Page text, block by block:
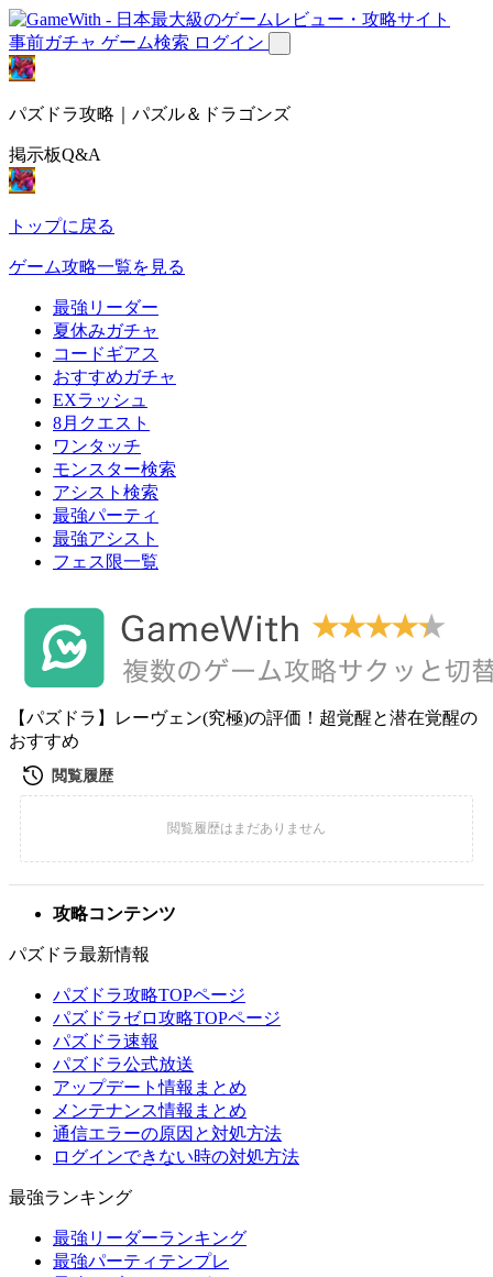
事前ガチャ ゲーム検索 ログイン
パズドラ攻略｜パズル＆ドラゴンズ
掲示板Q&A
トップに戻る
ゲーム攻略一覧を見る
最強リーダー
夏休みガチャ
コードギアス
おすすめガチャ
EXラッシュ
8月クエスト
ワンタッチ
モンスター検索
アシスト検索
最強パーティ
最強アシスト
フェス限一覧
【パズドラ】レーヴェン(究極)の評価！超覚醒と潜在覚醒の
おすすめ
攻略コンテンツ
パズドラ最新情報
パズドラ攻略TOPページ
パズドラゼロ攻略TOPページ
パズドラ速報
パズドラ公式放送
アップデート情報まとめ
メンテナンス情報まとめ
通信エラーの原因と対処方法
ログインできない時の対処方法
最強ランキング
最強リーダーランキング
最強パーティテンプレ